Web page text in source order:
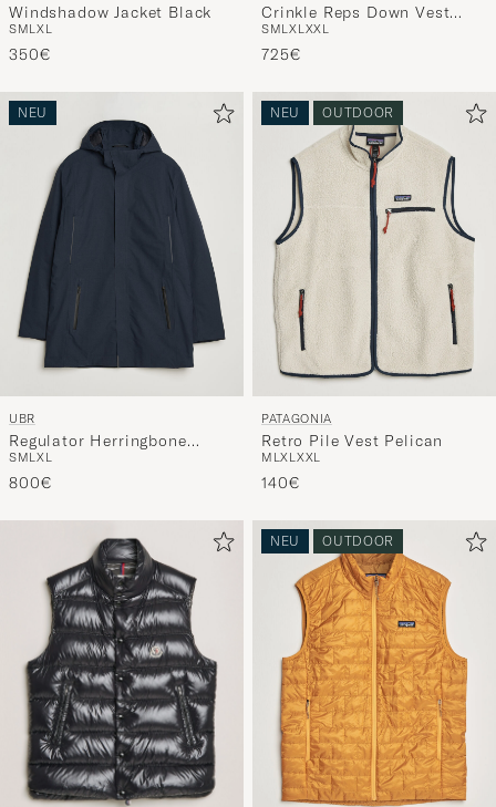
Windshadow Jacket Black
SMLXL
350€
Crinkle Reps Down Vest
Black
SMLXL XXL
725€
NEU
UBR
Regulator Herringbone
SMLXL
800€
NEU OUTDOOR
PATAGONIA
Retro Pile Vest Pelican
M LXL XXL
140€
NEU OUTDOOR